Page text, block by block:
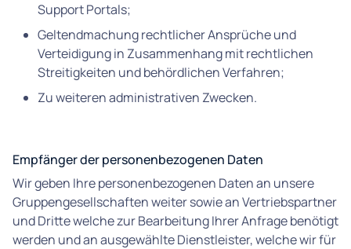
Support Portals;
Geltendmachung rechtlicher Ansprüche und
Verteidigung in Zusammenhang mit rechtlichen
Streitigkeiten und behördlichen Verfahren;
Zu weiteren administrativen Zwecken.
Empfänger der personenbezogenen Daten
Wir geben Ihre personenbezogenen Daten an unsere
Gruppengesellschaften weiter sowie an Vertriebspartner
und Dritte welche zur Bearbeitung Ihrer Anfrage benötigt
werden und an ausgewählte Dienstleister, welche wir für